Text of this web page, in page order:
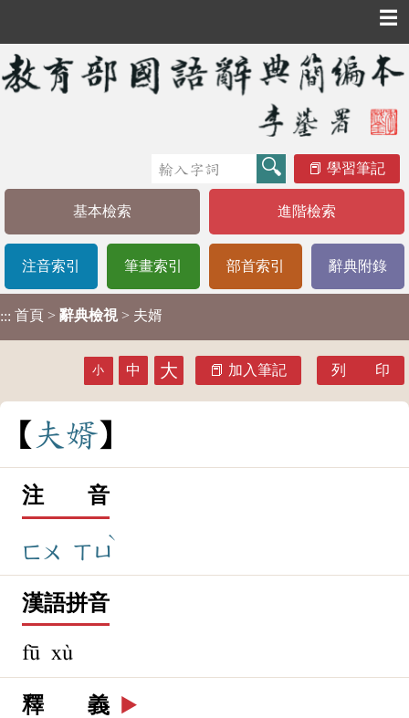
☰
學習筆記
基本檢索 進階檢索
注音索引 筆畫索引 部首索引 辭典附錄
::: 首頁 > 辭典檢視 > 夫婿
小 中 大 加入筆記 列 印
夫 婿
注 音
ㄈㄨ ㄒㄩ
ˋ
漢語拼音
fū xù
釋 義 ▶️